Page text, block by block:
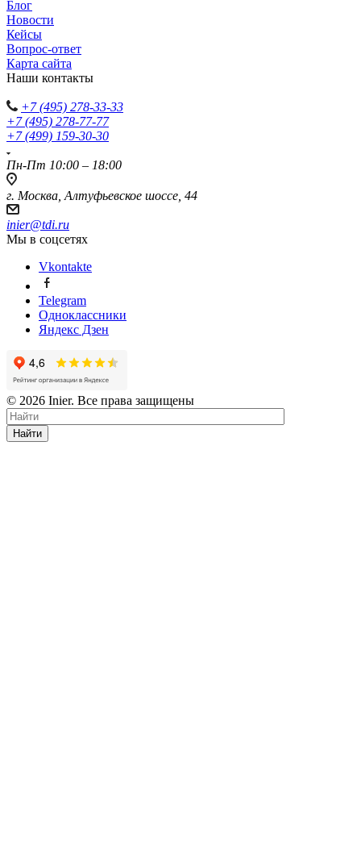
Блог
Новости
Кейсы
Вопрос-ответ
Карта сайта
Наши контакты
+7 (495) 278-33-33
+7 (495) 278-77-77
+7 (499) 159-30-30
Пн-Пт 10:00 – 18:00
г. Москва, Алтуфьевское шоссе, 44
inier@tdi.ru
Мы в соцсетях
Vkontakte
Telegram
Одноклассники
Яндекс Дзен
© 2026 Inier. Все права защищены
Найти